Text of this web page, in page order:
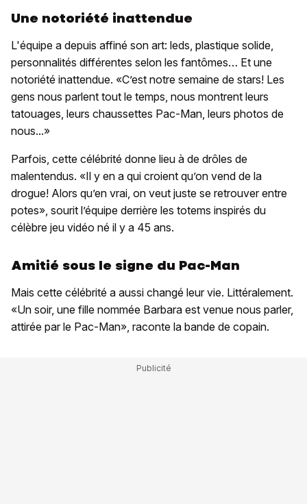
Une notoriété inattendue
L'équipe a depuis affiné son art: leds, plastique solide,
personnalités différentes selon les fantômes… Et une
notoriété inattendue. «C’est notre semaine de stars! Les
gens nous parlent tout le temps, nous montrent leurs
tatouages, leurs chaussettes Pac-Man, leurs photos de
nous...»
Parfois, cette célébrité donne lieu à de drôles de
malentendus. «Il y en a qui croient qu’on vend de la
drogue! Alors qu’en vrai, on veut juste se retrouver entre
potes», sourit l’équipe derrière les totems inspirés du
célèbre jeu vidéo né il y a 45 ans.
Amitié sous le signe du Pac-Man
Mais cette célébrité a aussi changé leur vie. Littéralement.
«Un soir, une fille nommée Barbara est venue nous parler,
attirée par le Pac-Man», raconte la bande de copain.